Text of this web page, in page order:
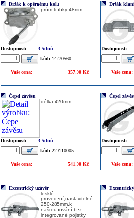
Držák k opěrnému kolu
prům.trubky 48mm
Dostupnost:
3-5dnů
kód: 14270560
Vaše cena: 357,00 Kč
Držák
Dostupnost:
Vaše cena:
Čepel závěsu
délka 420mm
Dostupnost:
3-5dnů
kód: 220110005
Vaše cena: 541,00 Kč
Čepel
Dostupnost:
Vaše cena:
Excentrický uzávěr
lesklé
provedení,nastavitelné
250-285mm,k
našroubování,bez
integrované pojistky